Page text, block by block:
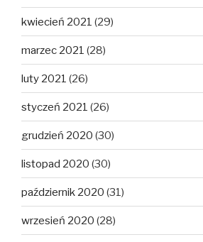
kwiecień 2021 (29)
marzec 2021 (28)
luty 2021 (26)
styczeń 2021 (26)
grudzień 2020 (30)
listopad 2020 (30)
październik 2020 (31)
wrzesień 2020 (28)